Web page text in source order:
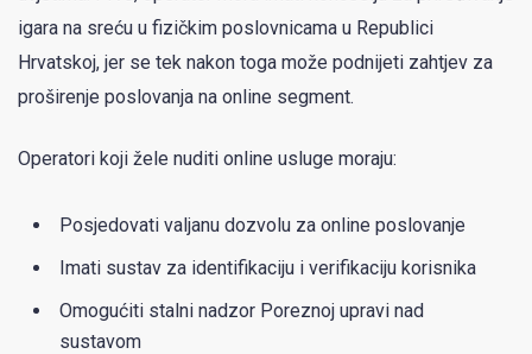
igara na sreću u fizičkim poslovnicama u Republici
Hrvatskoj, jer se tek nakon toga može podnijeti zahtjev za
proširenje poslovanja na online segment.
Operatori koji žele nuditi online usluge moraju:
Posjedovati valjanu dozvolu za online poslovanje
Imati sustav za identifikaciju i verifikaciju korisnika
Omogućiti stalni nadzor Poreznoj upravi nad
sustavom